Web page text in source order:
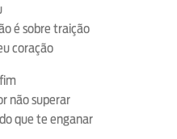
é sobre traição
coração
não superar
que te enganar